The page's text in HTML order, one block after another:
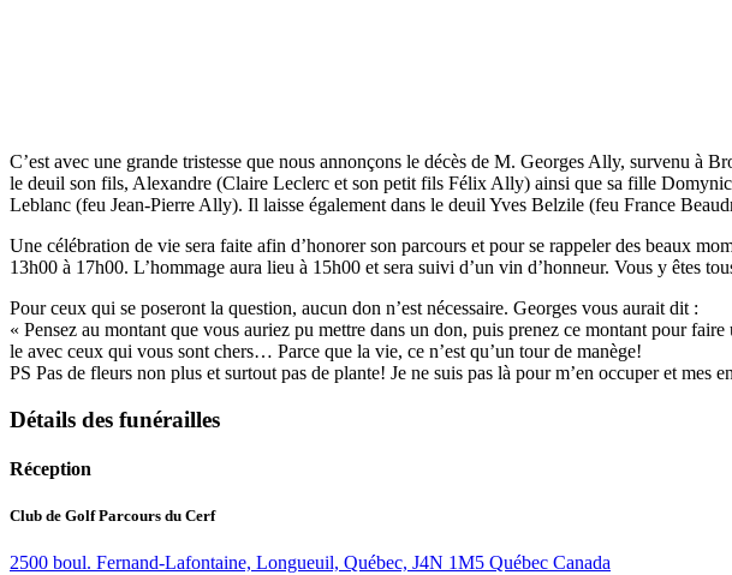
C’est avec une grande tristesse que nous annonçons le décès de M. Georges Ally, survenu à
le deuil son fils, Alexandre (Claire Leclerc et son petit fils Félix Ally) ainsi que sa fille
Leblanc (feu Jean-Pierre Ally). Il laisse également dans le deuil Yves Belzile (feu France
Une célébration de vie sera faite afin d’honorer son parcours et pour se rappeler des beaux
13h00 à 17h00. L’hommage aura lieu à 15h00 et sera suivi d’un vin d’honneur. Vous y êtes
Pour ceux qui se poseront la question, aucun don n’est nécessaire. Georges vous aurait dit :
« Pensez au montant que vous auriez pu mettre dans un don, puis prenez ce montant pour
le avec ceux qui vous sont chers… Parce que la vie, ce n’est qu’un tour de manège!
PS Pas de fleurs non plus et surtout pas de plante! Je ne suis pas là pour m’en occuper et mes
Détails des funérailles
Réception
Club de Golf Parcours du Cerf
2500 boul. Fernand-Lafontaine, Longueuil, Québec, J4N 1M5 Québec Canada